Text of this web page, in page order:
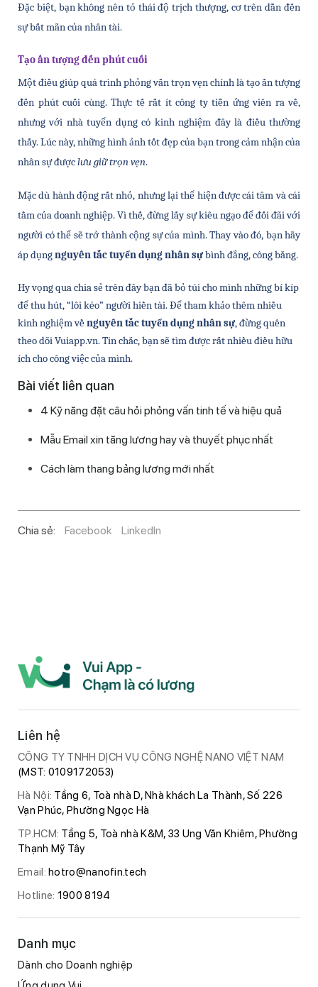
Đặc biệt, bạn không nên tỏ thái độ trịch thượng, cơ trên dẫn đến
sự bất mãn của nhân tài.
Tạo ấn tượng đến phút cuối
Một điều giúp quá trình phỏng vấn trọn vẹn chính là tạo ấn tượng
đến phút cuối cùng. Thực tế rất ít công ty tiễn ứng viên ra về,
nhưng với nhà tuyển dụng có kinh nghiệm đây là điều thường
thấy. Lúc này, những hình ảnh tốt đẹp của bạn trong cảm nhận của
nhân sự được lưu giữ trọn vẹn.
Mặc dù hành động rất nhỏ, nhưng lại thể hiện được cái tâm và cái
tầm của doanh nghiệp. Vì thế, đừng lấy sự kiêu ngạo để đối đãi với
người có thể sẽ trở thành cộng sự của mình. Thay vào đó, bạn hãy
áp dụng nguyên tắc tuyển dụng nhân sự bình đẳng, công bằng.
Hy vọng qua chia sẻ trên đây bạn đã bỏ túi cho mình những bí kíp
để thu hút, “lôi kéo” người hiền tài. Để tham khảo thêm nhiều
kinh nghiệm về nguyên tắc tuyển dụng nhân sự, đừng quên
theo dõi Vuiapp.vn. Tin chắc, bạn sẽ tìm được rất nhiều điều hữu
ích cho công việc của mình.
Bài viết liên quan
4 Kỹ năng đặt câu hỏi phỏng vấn tinh tế và hiệu quả
Mẫu Email xin tăng lương hay và thuyết phục nhất
Cách làm thang bảng lương mới nhất
Chia sẻ: Facebook LinkedIn
Liên hệ
CÔNG TY TNHH DỊCH VỤ CÔNG NGHỆ NANO VIỆT NAM
(MST: 0109172053)
Hà Nội: Tầng 6, Toà nhà D, Nhà khách La Thành, Số 226
Vạn Phúc, Phường Ngọc Hà
TP.HCM: Tầng 5, Toà nhà K&M, 33 Ung Văn Khiêm, Phường
Thạnh Mỹ Tây
Email: hotro@nanofin.tech
Hotline: 1900 8194
Danh mục
Dành cho Doanh nghiệp